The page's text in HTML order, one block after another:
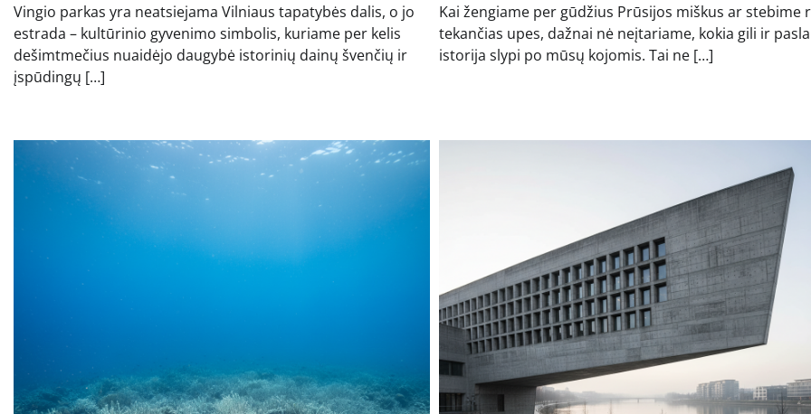
Vingio parkas yra neatsiejama Vilniaus tapatybės dalis, o jo
estrada – kultūrinio gyvenimo simbolis, kuriame per kelis
dešimtmečius nuaidėjo daugybė istorinių dainų švenčių ir
įspūdingų […]
Kai žengiame per gūdžius Prūsijos miškus ar stebime
tekančias upes, dažnai nė neįtariame, kokia gili ir
istorija slypi po mūsų kojomis. Tai ne […]